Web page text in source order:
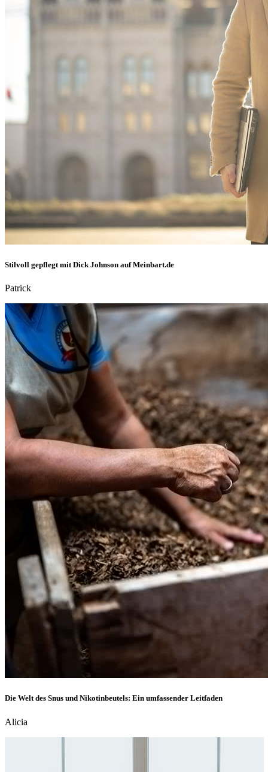
Stilvoll gepflegt mit Dick Johnson auf Meinbart.de
Patrick
Die Welt des Snus und Nikotinbeutels: Ein umfassender Leitfaden
Alicia